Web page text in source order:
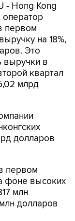
- Hong Kong
оператор
первом
на 18%,
Это
выручки в
квартал
млрд
долларов
первом
фоне высоких
млн
долларов